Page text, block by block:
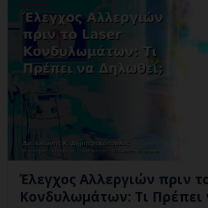
Έλεγχος Αλλεργιών πριν
Κονδυλωμάτων: Τι Πρέπει